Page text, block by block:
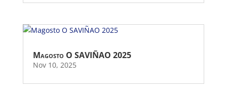
Magosto O SAVIÑAO 2025
Nov 10, 2025